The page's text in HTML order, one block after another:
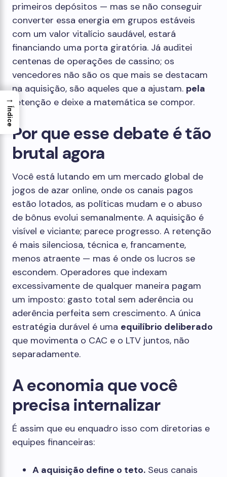
primeiros depósitos — mas se não conseguir
converter essa energia em grupos estáveis
com um valor vitalício saudável, estará
financiando uma porta giratória. Já auditei
centenas de operações de cassino; os
vencedores não são os que mais se destacam
na aquisição, são aqueles que a ajustam. pela
retenção e deixe a matemática se compor.
Por que esse debate é tão
brutal agora
Você está lutando em um mercado global de
jogos de azar online, onde os canais pagos
estão lotados, as políticas mudam e o abuso
de bônus evolui semanalmente. A aquisição é
visível e viciante; parece progresso. A retenção
é mais silenciosa, técnica e, francamente,
menos atraente — mas é onde os lucros se
escondem. Operadores que indexam
excessivamente de qualquer maneira pagam
um imposto: gasto total sem aderência ou
aderência perfeita sem crescimento. A única
estratégia durável é uma equilíbrio deliberado
que movimenta o CAC e o LTV juntos, não
separadamente.
A economia que você
precisa internalizar
É assim que eu enquadro isso com diretorias e
equipes financeiras:
A aquisição define o teto. Seus canais
→
Índice